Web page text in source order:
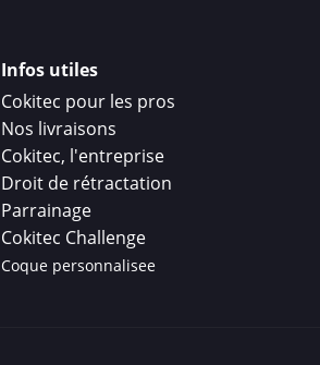
Infos utiles
Cokitec pour les pros
Nos livraisons
Cokitec, l'entreprise
Droit de rétractation
Parrainage
Cokitec Challenge
Coque personnalisee